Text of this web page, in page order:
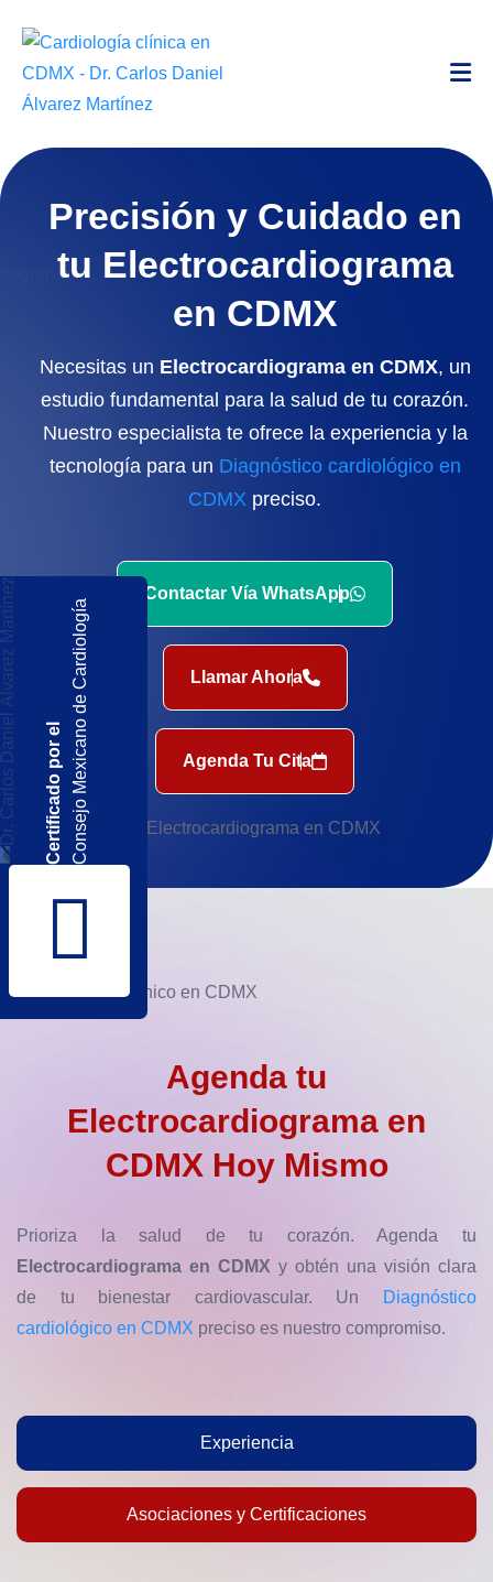
Precisión y Cuidado en
tu Electrocardiograma
en CDMX
Necesitas un Electrocardiograma en CDMX, un
estudio fundamental para la salud de tu corazón.
Nuestro especialista te ofrece la experiencia y la
tecnología para un Diagnóstico cardiológico en
CDMX preciso.
Contactar Vía WhatsApp
Llamar Ahora
Agenda Tu Cita
Certificado por elConsejo Mexicano de Cardiología
Agenda tu
Electrocardiograma en
CDMX Hoy Mismo
Prioriza la salud de tu corazón. Agenda tu
Electrocardiograma en CDMX y obtén una visión clara
de tu bienestar cardiovascular. Un
Diagnóstico
cardiológico en CDMX preciso es nuestro compromiso.
Experiencia
Asociaciones y Certificaciones